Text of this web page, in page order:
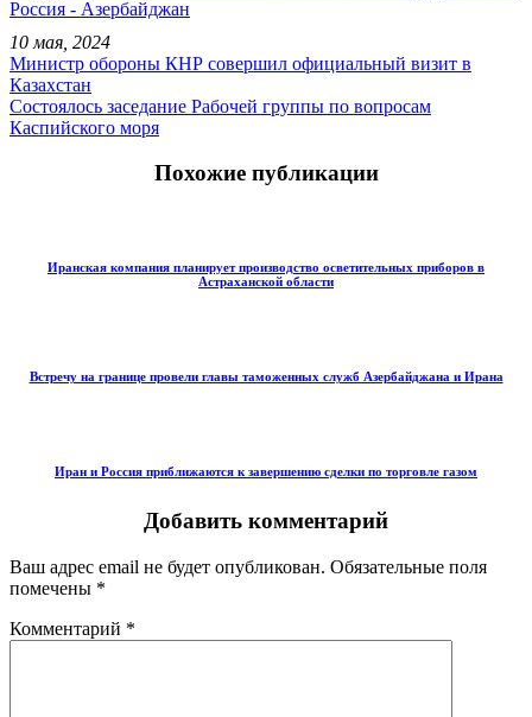
Россия - Азербайджан
10 мая, 2024
Министр обороны КНР совершил официальный визит в
Казахстан
Состоялось заседание Рабочей группы по вопросам
Каспийского моря
Похожие публикации
Иранская компания планирует производство осветительных приборов в
Астраханской области
Встречу на границе провели главы таможенных служб Азербайджана и Ирана
Иран и Россия приближаются к завершению сделки по торговле газом
Добавить комментарий
Ваш адрес email не будет опубликован. Обязательные поля
помечены *
Комментарий *